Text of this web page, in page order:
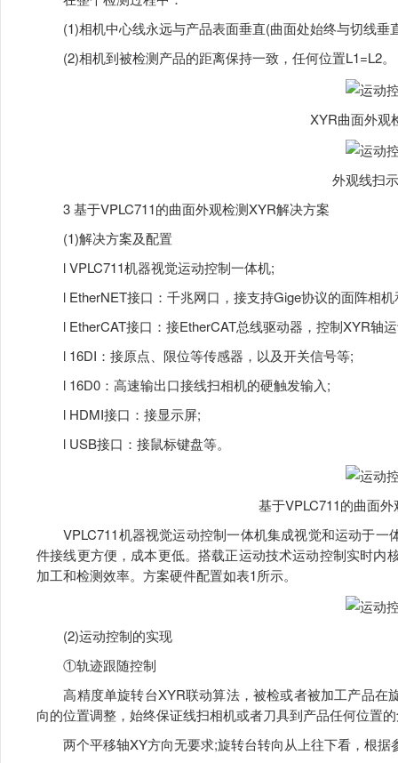
(1)相机中心线永远与产品表面垂直(曲面处始终与切线垂
(2)相机到被检测产品的距离保持一致，任何位置L1=L2。
XYR曲面外观
外观线扫
3 基于VPLC711的曲面外观检测XYR解决方案
(1)解决方案及配置
l VPLC711机器视觉运动控制一体机;
l EtherNET接口：千兆网口，接支持Gige协议的面阵相机
l EtherCAT接口：接EtherCAT总线驱动器，控制XYR轴
l 16DI：接原点、限位等传感器，以及开关信号等;
l 16D0：高速输出口接线扫相机的硬触发输入;
l HDMI接口：接显示屏;
l USB接口：接鼠标键盘等。
基于VPLC711的曲面
VPLC711机器视觉运动控制一体机集成视觉和运动于一
件接线更方便，成本更低。搭载正运动技术运动控制实时内
加工和检测效率。方案硬件配置如表1所示。
(2)运动控制的实现
①轨迹跟随控制
高精度单旋转台XYR联动算法，被检或者被加工产品在
向的位置调整，始终保证线扫相机或者刀具到产品任何位置
两个平移轴XY方向无要求;旋转台转向从上往下看，根据